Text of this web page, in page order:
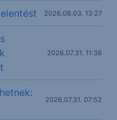
2026.08.03. 13:27
2026.07.31. 11:38
2026.07.31. 07:52